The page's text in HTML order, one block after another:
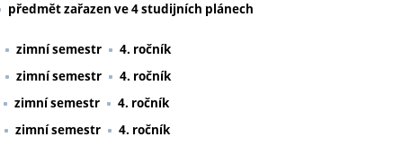
předmět zařazen ve 4 studijních plánech
zimní semestr
4. ročník
zimní semestr
4. ročník
zimní semestr
4. ročník
zimní semestr 4. ročník